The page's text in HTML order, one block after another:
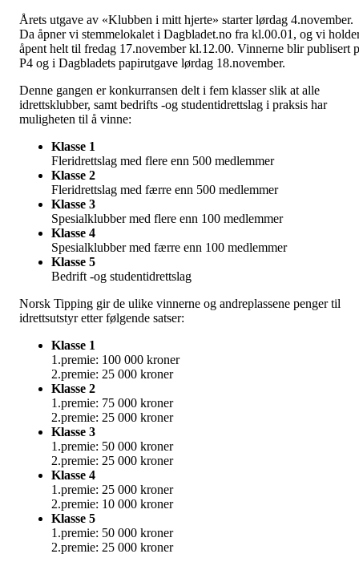
Årets utgave av «Klubben i mitt hjerte» starter lørdag 4.november.
Da åpner vi stemmelokalet i Dagbladet.no fra kl.00.01, og vi
åpent helt til fredag 17.november kl.12.00. Vinnerne blir publisert
P4 og i Dagbladets papirutgave lørdag 18.november.
Denne gangen er konkurransen delt i fem klasser slik at alle
idrettsklubber, samt bedrifts -og studentidrettslag i praksis har
muligheten til å vinne:
Klasse 1
Fleridrettslag med flere enn 500 medlemmer
Klasse 2
Fleridrettslag med færre enn 500 medlemmer
Klasse 3
Spesialklubber med flere enn 100 medlemmer
Klasse 4
Spesialklubber med færre enn 100 medlemmer
Klasse 5
Bedrift -og studentidrettslag
Norsk Tipping gir de ulike vinnerne og andreplassene penger til
idrettsutstyr etter følgende satser:
Klasse 1
1.premie: 100 000 kroner
2.premie: 25 000 kroner
Klasse 2
1.premie: 75 000 kroner
2.premie: 25 000 kroner
Klasse 3
1.premie: 50 000 kroner
2.premie: 25 000 kroner
Klasse 4
1.premie: 25 000 kroner
2.premie: 10 000 kroner
Klasse 5
1.premie: 50 000 kroner
2.premie: 25 000 kroner